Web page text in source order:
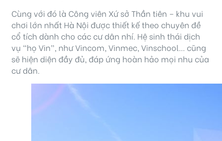
Cùng với đó là Công viên Xứ sở Thần tiên – khu vui
chơi lớn nhất Hà Nội được thiết kế theo chuyên đề
cổ tích dành cho các cư dân nhí. Hệ sinh thái dịch
vụ “họ Vin”, như Vincom, Vinmec, Vinschool… cũng
sẽ hiện diện đầy đủ, đáp ứng hoàn hảo mọi nhu của
cư dân.